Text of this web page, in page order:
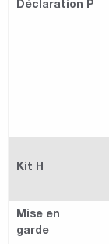
Déclaration P
Kit H
Mise en
garde